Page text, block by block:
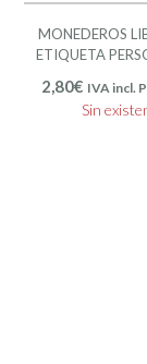
MONEDEROS
ETIQUETA
2,80€ IVA incl.
Sin